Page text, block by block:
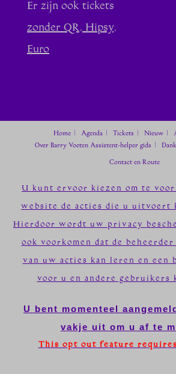
Er zijn ook tickets
zonder QR, Hipsy,
Euro
Home Agenda Tickets Nieuw
Over Barry Voeten Assistent-helper gids
Contact en Route
U kunt ervoor kiezen om te
website de acties die u uitvoert
Hierdoor wordt uw privacy
ook voorkomen dat de
van uw acties kan leren en een
voor u en andere gebruikers
U bent momenteel
vakje uit om u af te
This opt out feature